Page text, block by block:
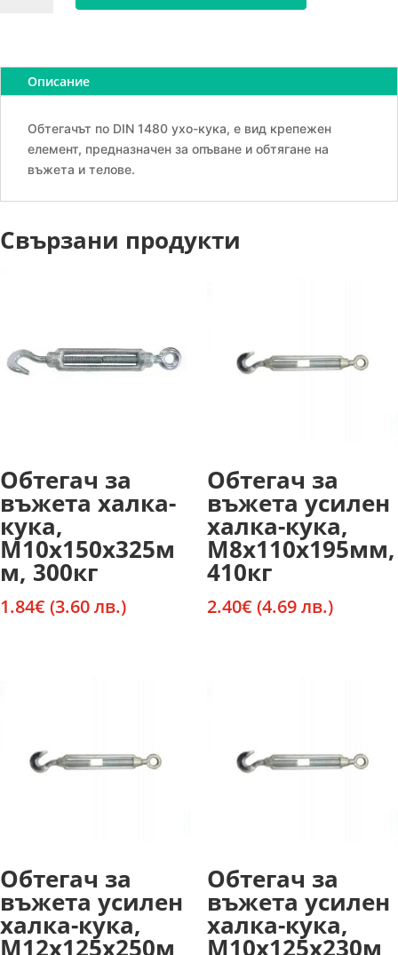
халка-
кука,
100кг
Описание
Обтегачът по DIN 1480 ухо-кука, е вид крепежен
елемент, предназначен за опъване и обтягане на
въжета и телове.
Свързани продукти
Обтегач за
въжета халка-
кука,
М10х150х325м
м, 300кг
1.84€ (3.60 лв.)
Обтегач за
въжета усилен
халка-кука,
М8х110х195мм,
410кг
2.40€ (4.69 лв.)
Обтегач за
въжета усилен
халка-кука,
М12х125х250м
Обтегач за
въжета усилен
халка-кука,
М10х125х230м